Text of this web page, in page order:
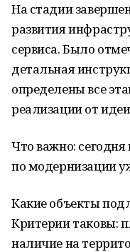
На стадии
развития
сервиса. Было
детальная
определены все
реализации от
Что важно:
по модернизации
Какие объекты
Критерии таковы:
наличие на